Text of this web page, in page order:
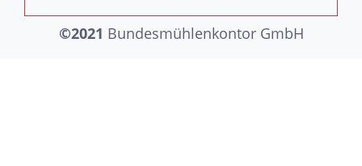
©2021 Bundesmühlenkontor GmbH